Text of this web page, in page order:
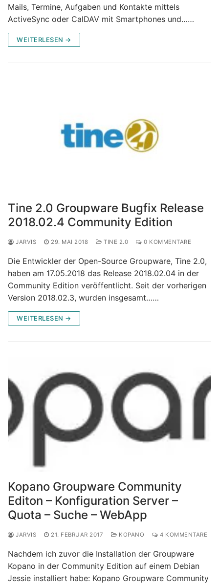
Mails, Termine, Aufgaben und Kontakte mittels
ActiveSync oder CalDAV mit Smartphones und……
WEITERLESEN →
Tine 2.0 Groupware Bugfix Release
2018.02.4 Community Edition
JARVIS 29. MAI 2018 TINE 2.0 0 KOMMENTARE
Die Entwickler der Open-Source Groupware, Tine 2.0,
haben am 17.05.2018 das Release 2018.02.04 in der
Community Edition veröffentlicht. Seit der vorherigen
Version 2018.02.3, wurden insgesamt……
WEITERLESEN →
Kopano Groupware Community
Editon – Konfiguration Server –
Quota – Suche – WebApp
JARVIS 21. FEBRUAR 2017 KOPANO 4 KOMMENTARE
Nachdem ich zuvor die Installation der Groupware
Kopano in der Community Edition auf einem Debian
Jessie installiert habe: Kopano Groupware Community